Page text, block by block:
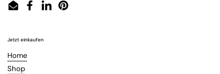
EmailFacebook
LinkedInPinterest
Jetzt einkaufen
Home
Shop